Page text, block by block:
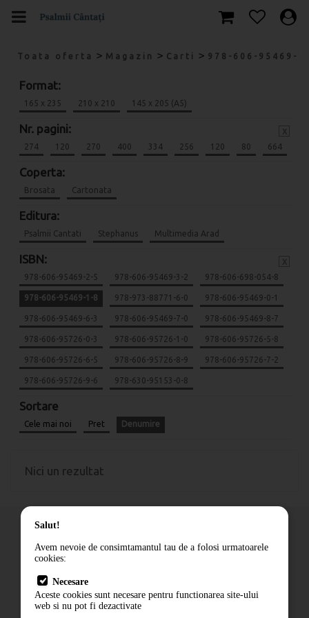
Toata oferta > Magazin > Carti > 978-606-95469-
Format:
165 x 235 210 x 210 145 x 205 (A5)
Nr. pagini:
274 120 270 400 334 256 120 80 664
Coperta:
Brosata Cartonata
Editura:
Psalmii Cantati Stephanus Multimedia Arad
ISBN:
978-606-95469-2-5 978-606-95469-3-2 978-606-698-054-8
978-606-95469-1-8 978-973-88771-6-0 978-606-95469-0-1
978-606-95469-6-3 978-606-95469-7-0 978-606-95469-8-7
978-606-95726-0-3 978-606-95726-1-0 978-606-95726-5-8
978-606-95726-6-5 978-606-95726-8-9 978-606-95726-7-2
978-606-95726-9-6 978-630-95153-0-8
Sortare
Cele mai noi Pret Denumire
Nici un rezultat
Cum comand
Livrare
Contact
Salut!
Avem nevoie de consimtamantul tau de a folosi urmatoarele
cookies:
Necesare
Aceste cookies sunt necesare pentru functionarea site-ului
web si nu pot fi dezactivate